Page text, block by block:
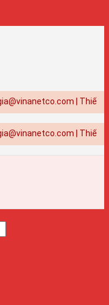
| Thiết kế - in
| Thiết kế - in